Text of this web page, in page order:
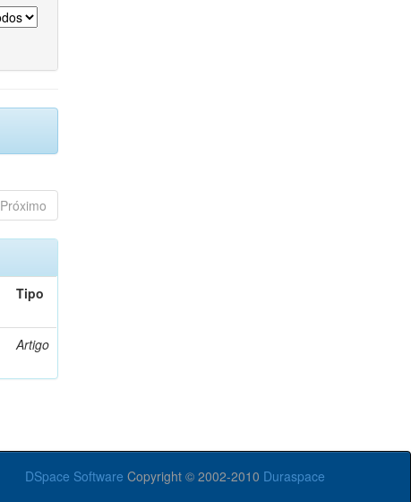
Próximo
Tipo
Artigo
DSpace Software Copyright © 2002-2010 Duraspace